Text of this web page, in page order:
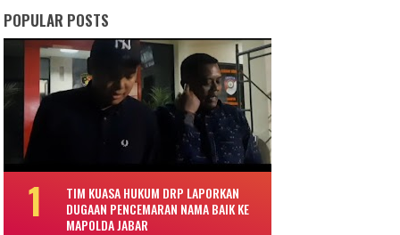
POPULAR POSTS
TIM KUASA HUKUM DRP LAPORKAN
DUGAAN PENCEMARAN NAMA BAIK KE
MAPOLDA JABAR